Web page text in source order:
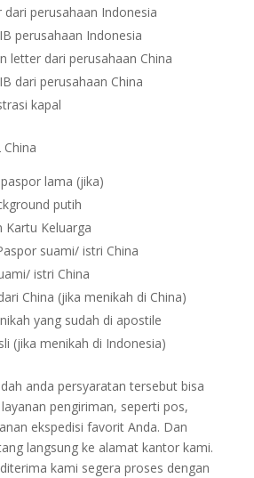
perusahaan Indonesia
perusahaan Indonesia
letter dari perusahaan China
dari perusahaan China
kapal
lama (jika)
putih
Kartu Keluarga
suami/ istri China
istri China
China (jika menikah di China)
yang sudah di apostile
(jika menikah di Indonesia)
anda persyaratan tersebut bisa
pengiriman, seperti pos,
ekspedisi favorit Anda. Dan
langsung ke alamat kantor kami.
kami segera proses dengan